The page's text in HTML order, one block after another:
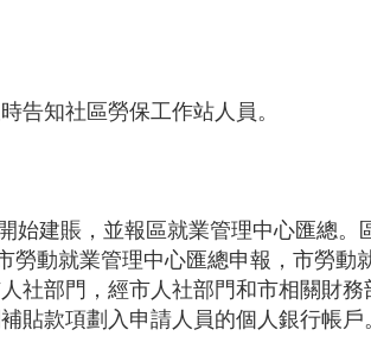
告知社區勞保工作站人員。
始建賬，並報區就業管理中心匯總。
動就業管理中心匯總申報，市勞動
社部門，經市人社部門和市相關財務
貼款項劃入申請人員的個人銀行帳戶。